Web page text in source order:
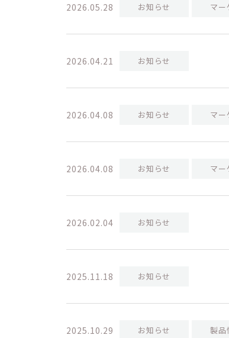
2026.05.28 お知らせ マー
2026.04.21 お知らせ
2026.04.08 お知らせ マー
2026.04.08 お知らせ マー
2026.02.04 お知らせ
2025.11.18 お知らせ
2025.10.29 お知らせ 製品